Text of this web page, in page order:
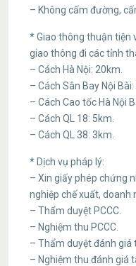
– Không cấm đường,
* Giao thông thuận tiện
giao thông đi các tỉnh
– Cách Hà Nội: 20km.
– Cách Sân Bay Nội Bài:
– Cách Cao tốc Hà Nội
– Cách QL 18: 5km.
– Cách QL 38: 3km.
* Dịch vụ pháp lý:
– Xin giấy phép chứng
nghiệp chế xuất, doanh
– Thẩm duyệt PCCC.
– Nghiệm thu PCCC.
– Thẩm duyệt đánh giá
– Nghiệm thu đánh giá